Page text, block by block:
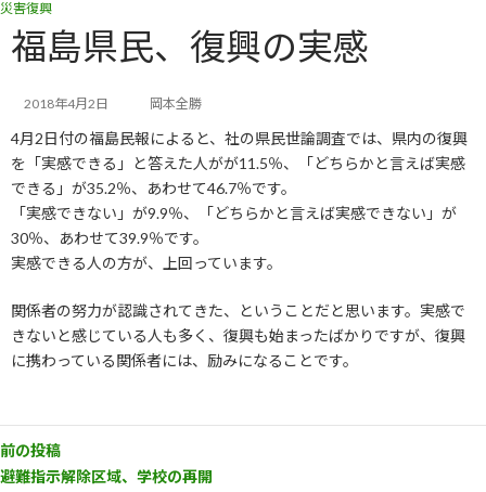
コ
ン
テ
ス
キ
ッ
ナ
ビ
ゲ
ン
に
移
災害復興
福島県民、復興の実感
2018年4月2日 岡本全勝
4月2日付の福島民報によると、社の県民世論調査では、県内の復興
を「実感できる」と答えた人がが11.5％、「どちらかと言えば実感
できる」が35.2％、あわせて46.7％です。
「実感できない」が9.9％、「どちらかと言えば実感できない」が
30％、あわせて39.9％です。
実感できる人の方が、上回っています。
関係者の努力が認識されてきた、ということだと思います。実感で
きないと感じている人も多く、復興も始まったばかりですが、復興
に携わっている関係者には、励みになることです。
前の投稿
避難指示解除区域、学校の再開